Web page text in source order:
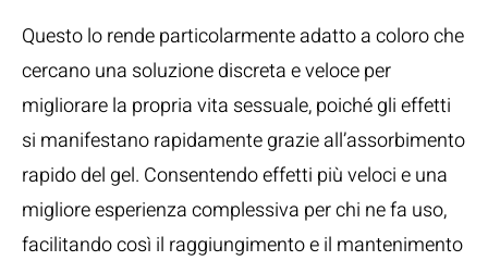
Questo lo rende particolarmente adatto a coloro che
cercano una soluzione discreta e veloce per
migliorare la propria vita sessuale, poiché gli effetti
si manifestano rapidamente grazie all’assorbimento
rapido del gel. Consentendo effetti più veloci e una
migliore esperienza complessiva per chi ne fa uso,
facilitando così il raggiungimento e il mantenimento